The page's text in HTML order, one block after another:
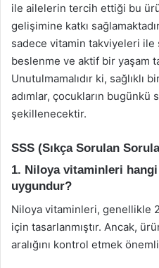
ile ailelerin tercih ettiği bu
gelişimine katkı
sadece vitamin takviyeleri ile
beslenme ve aktif bir yaşam
Unutulmamalıdır ki, sağlıklı
adımlar, çocukların bugünkü
şekillenecektir.
SSS (Sıkça Sorulan
1. Niloya vitaminleri
uygundur?
Niloya vitaminleri, genellikle
için tasarlanmıştır. Ancak,
aralığını kontrol etmek